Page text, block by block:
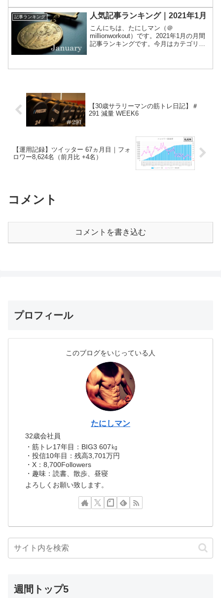
位：【連続】メンタルモンスタ...
記事ランキング 人気記事ランキング｜2021年1月
こんにちは、たにしマン（＠
millionworkout）です。2021年1月の月間
記事ランキングです。今月はカテゴリに
は早速1位から発表します。1位...
【30歳サラリーマンの筋トレ日記】＃
291 減量 WEEK6
【運用記録】ツイッター 67ヵ月目｜フォ
ロワー8,624名（前月比 +4名）
コメント
コメントを書き込む
プロフィール
このブログをいじっている人
たにしマン
32歳会社員
・筋トレ17年目：BIG3 607㎏
・投信10年目：残高3,701万円
・X：8,700Followers
・趣味：読書、散歩、昼寝
よろしくお願い致します。
週間トップ5